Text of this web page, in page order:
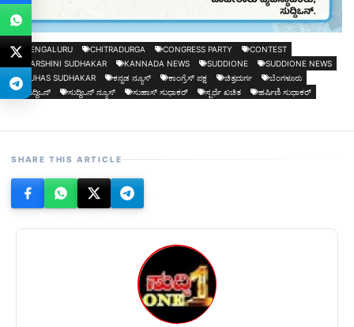
BENGALURU CHITRADURGA CONGRESS PARTY
CONTEST
HARSHINI SUDHAKAR
KANNADA NEWS SUDDIONE
SUDDIONE NEWS
SUHAS SUDHAKAR
ಕನ್ನಡ ನ್ಯೂಸ್ ಕಾಂಗ್ರೆಸ್ ಪಕ್ಷ ಚಿತ್ರದುರ್ಗ
ಬೆಂಗಳೂರು
ಸುದ್ದಿಒನ್
ಸುದ್ದಿಒನ್ ನ್ಯೂಸ್ ಸುಹಾಸ್ ಸುಧಾಕರ್ ಸ್ಪರ್ಧೆ ಖಚಿತ ಹರ್ಷಿಣಿ ಸುಧಾಕರ್
SHARE THIS ARTICLE